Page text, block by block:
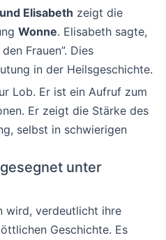
Elisabeth zeigt die
Wonne. Elisabeth sagte,
Frauen”. Dies
in der Heilsgeschichte.
Lob. Er ist ein Aufruf zum
Er zeigt die Stärke des
selbst in schwierigen
unter
wird, verdeutlicht ihre
Geschichte. Es